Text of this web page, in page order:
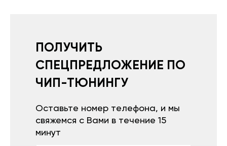
ПОЛУЧИТЬ
СПЕЦПРЕДЛОЖЕНИЕ ПО
ЧИП-ТЮНИНГУ
Оставьте номер телефона, и мы
свяжемся с Вами в течение 15
минут